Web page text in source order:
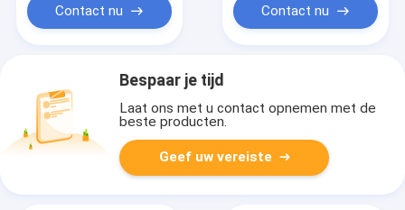
Contact nu Contact nu
Bespaar je tijd
Laat ons met u contact opnemen met de
beste producten.
Geef uw vereiste